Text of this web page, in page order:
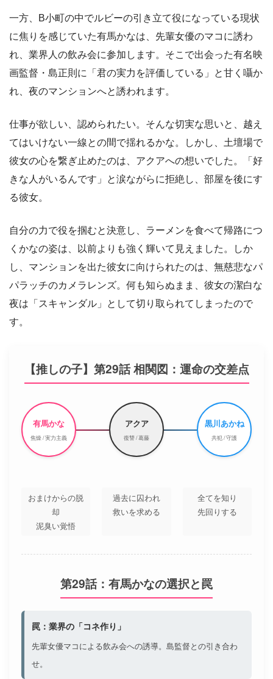
一方、B小町の中でルビーの引き立て役になっている現状
に焦りを感じていた有馬かなは、先輩女優のマコに誘わ
れ、業界人の飲み会に参加します。そこで出会った有名映
画監督・島正則に「君の実力を評価している」と甘く囁か
れ、夜のマンションへと誘われます。
仕事が欲しい、認められたい。そんな切実な思いと、越え
てはいけない一線との間で揺れるかな。しかし、土壇場で
彼女の心を繋ぎ止めたのは、アクアへの想いでした。「好
きな人がいるんです」と涙ながらに拒絶し、部屋を後にす
る彼女。
自分の力で役を掴むと決意し、ラーメンを食べて帰路につ
くかなの姿は、以前よりも強く輝いて見えました。しか
し、マンションを出た彼女に向けられたのは、無慈悲なパ
パラッチのカメラレンズ。何も知らぬまま、彼女の潔白な
夜は「スキャンダル」として切り取られてしまったので
す。
【推しの子】第29話 相関図：運命の交差点
有馬かな
焦燥 / 実力主義
アクア
復讐 / 葛藤
黒川あかね
共犯 / 守護
おまけからの脱
却
泥臭い覚悟
過去に囚われ
救いを求める
全てを知り
先回りする
第29話：有馬かなの選択と罠
罠：業界の「コネ作り」
先輩女優マコによる飲み会への誘導。島監督との引き合わ
せ。